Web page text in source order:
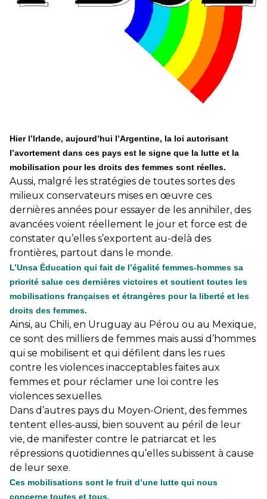
En Hongrie, le conservateur Peter Magyar et son parti
Tisza "Respect et liberté" ont remporté une large victoire,
contre le premier ministre sortant, Viktor Orban,…
Hier l’Irlande, aujourd’hui l’Argentine, la loi autorisant
l’avortement dans ces pays est le signe que la lutte et la
mobilisation pour les droits des femmes sont réelles.
Aussi, malgré les stratégies de toutes sortes des
milieux conservateurs mises en œuvre ces
dernières années pour essayer de les annihiler, des
avancées voient réellement le jour et force est de
constater qu’elles s’exportent au-delà des
frontières, partout dans le monde.
L’Unsa Éducation qui fait de l’égalité femmes-hommes sa
priorité salue ces dernières victoires et soutient toutes les
mobilisations françaises et étrangères pour la liberté et les
droits des femmes.
Ainsi, au Chili, en Uruguay au Pérou ou au Mexique,
ce sont des milliers de femmes mais aussi d’hommes
qui se mobilisent et qui défilent dans les rues
contre les violences inacceptables faites aux
femmes et pour réclamer une loi contre les
violences sexuelles.
Dans d’autres pays du Moyen-Orient, des femmes
tentent elles-aussi, bien souvent au péril de leur
vie, de manifester contre le patriarcat et les
répressions quotidiennes qu’elles subissent à cause
de leur sexe.
Ces mobilisations sont le fruit d’une lutte qui nous
concerne toutes et tous.